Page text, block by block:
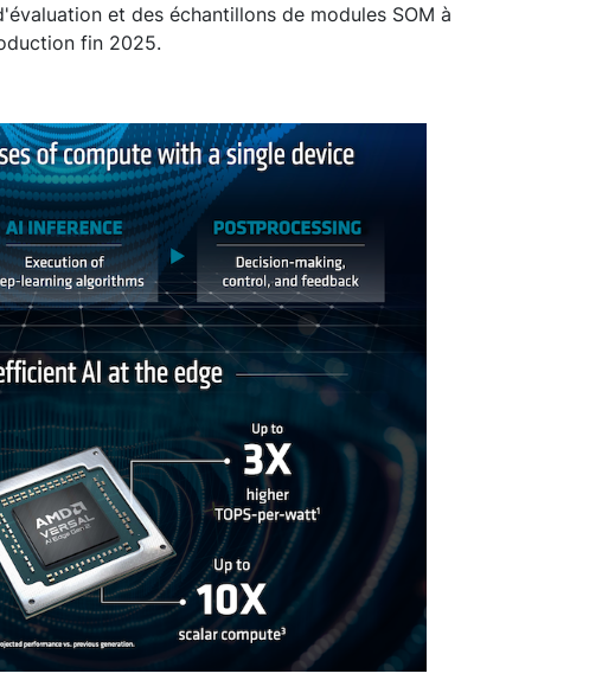
et des échantillons de modules SOM à
fin 2025.